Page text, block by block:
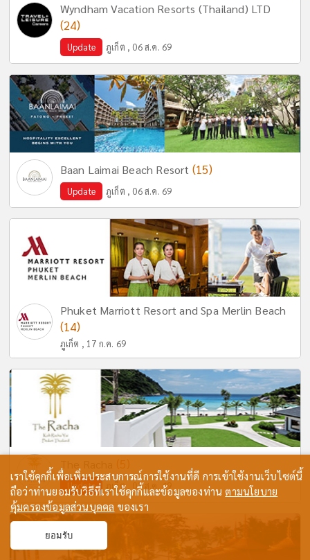
Wyndham Vacation Resorts (Thailand) LTD
(24)
Update ภูเก็ต , 06 ส.ค. 69
Baan Laimai Beach Resort (15)
Update ภูเก็ต , 06 ส.ค. 69
Phuket Marriott Resort and Spa Merlin Beach
(14)
ภูเก็ต , 17 ก.ค. 69
(5)
Update ภูเก็ต , 03 ส.ค. 69
เราใช้คุกกี้เพื่อเพิ่มประสบการณ์การใช้งานที่ดี การเข้าใช้งานเว็บไซต์นี้
ถือว่าท่านยอมรับวิธีที่เราใช้คุกกี้และข้อมูลของท่านตามนโยบาย
คุ้มครองข้อมูลส่วนบุคคล ของเรา
ยอมรับ